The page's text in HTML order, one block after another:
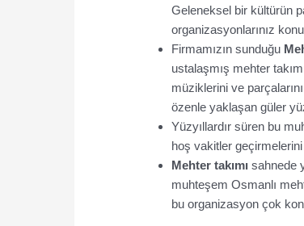
Geleneksel bir kültürün
organizasyonlarınız
Firmamızın sunduğu
ustalaşmış mehter
müziklerini ve
özenle yaklaşan güler
Yüzyıllardır süren bu
hoş vakitler
Mehter takımısahnede
muhteşem Osmanlı
bu organizasyon çok